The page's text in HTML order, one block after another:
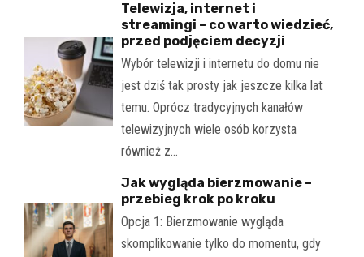
Telewizja, internet i
streamingi – co warto wiedzieć,
przed podjęciem decyzji
Wybór telewizji i internetu do domu nie
jest dziś tak prosty jak jeszcze kilka lat
temu. Oprócz tradycyjnych kanałów
telewizyjnych wiele osób korzysta
również z…
Jak wygląda bierzmowanie –
przebieg krok po kroku
Opcja 1: Bierzmowanie wygląda
skomplikowanie tylko do momentu, gdy